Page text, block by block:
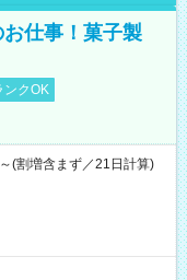
仕事！菓子製
ンクOK
(割増含まず／21日計算)